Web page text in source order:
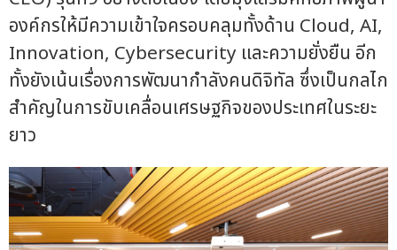
องค์กรให้มีความเข้าใจครอบคลุมทั้งด้าน Cloud, AI,
Innovation, Cybersecurity และความยั่งยืน อีก
ทั้งยังเน้นเรื่องการพัฒนากำลังคนดิจิทัล ซึ่งเป็นกลไก
สำคัญในการขับเคลื่อนเศรษฐกิจของประเทศในระยะ
ยาว